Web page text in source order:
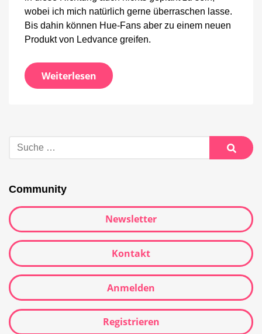
wobei ich mich natürlich gerne überraschen lasse.
Bis dahin können Hue-Fans aber zu einem neuen
Produkt von Ledvance greifen.
Weiterlesen
nach:
Suche
Community
Newsletter
Kontakt
Anmelden
Registrieren